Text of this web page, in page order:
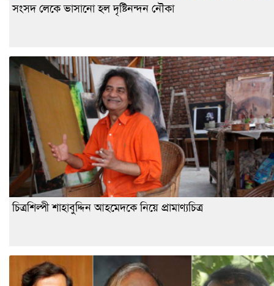
সংসদ লেকে ভাসানো হল দৃষ্টিনন্দন নৌকা
চিত্রশিল্পী শাহাবুদ্দিন আহমেদকে নিয়ে প্রামাণ্যচিত্র